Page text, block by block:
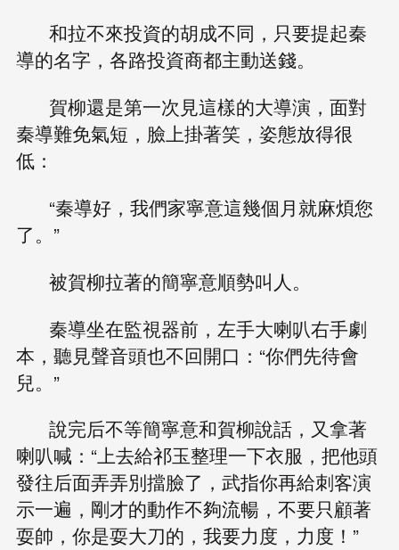
和拉不來投資的胡成不同，只要提起秦
導的名字，各路投資商都主動送錢。
賀柳還是第一次見這樣的大導演，面對
秦導難免氣短，臉上掛著笑，姿態放得很
低：
“秦導好，我們家寧意這幾個月就麻煩您
了。”
被賀柳拉著的簡寧意順勢叫人。
秦導坐在監視器前，左手大喇叭右手劇
本，聽見聲音頭也不回開口：“你們先待會
兒。”
說完后不等簡寧意和賀柳說話，又拿著
喇叭喊：“上去給祁玉整理一下衣服，把他頭
發往后面弄弄別擋臉了，武指你再給刺客演
示一遍，剛才的動作不夠流暢，不要只顧著
耍帥，你是耍大刀的，我要力度，力度！”